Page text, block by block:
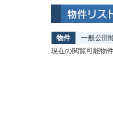
物件リス
物件 一般公開
現在の閲覧可能物